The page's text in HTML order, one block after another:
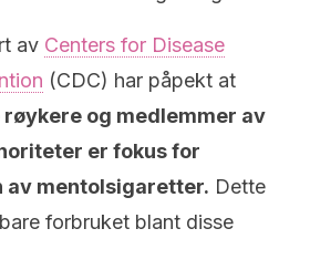
av Centers for Disease
(CDC) har påpekt at
og medlemmer av
er fokus for
av mentolsigaretter. Dette
forbruket blant disse